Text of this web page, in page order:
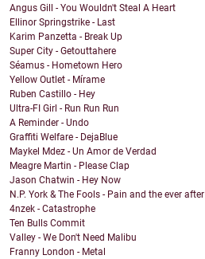
Angus Gill - You Wouldn't Steal A Heart
Ellinor Springstrike - Last
Karim Panzetta - Break Up
Super City - Getouttahere
Séamus - Hometown Hero
Yellow Outlet - Mírame
Ruben Castillo - Hey
Ultra-FI Girl - Run Run Run
A Reminder - Undo
Graffiti Welfare - DejaBlue
Maykel Mdez - Un Amor de Verdad
Meagre Martin - Please Clap
Jason Chatwin - Hey Now
N.P. York & The Fools - Pain and the ever after
4nzek - Catastrophe
Ten Bulls Commit
Valley - We Don't Need Malibu
Franny London - Metal